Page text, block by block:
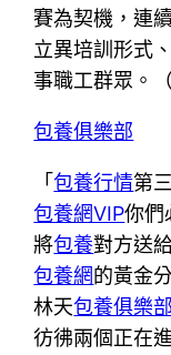
賽為契機，連
立異培訓形式
事職工群眾。
包養俱樂部
「包養行情第
包養網VIP你們
將包養對方送
包養網的黃金
林天包養俱樂
彷彿兩個正在